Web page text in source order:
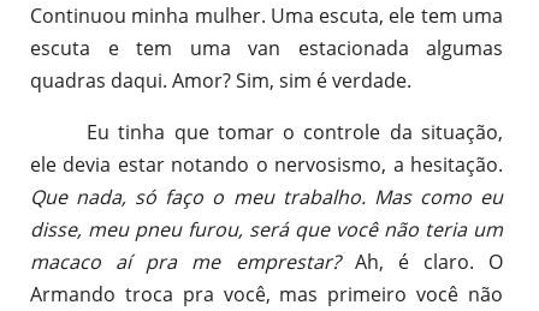
Continuou minha mulher. Uma escuta, ele tem uma
escuta e tem uma van estacionada algumas
quadras daqui. Amor? Sim, sim é verdade.
Eu tinha que tomar o controle da situação,
ele devia estar notando o nervosismo, a hesitação.
Que nada, só faço o meu trabalho. Mas como eu
disse, meu pneu furou, será que você não teria um
macaco aí pra me emprestar? Ah, é claro. O
Armando troca pra você, mas primeiro você não